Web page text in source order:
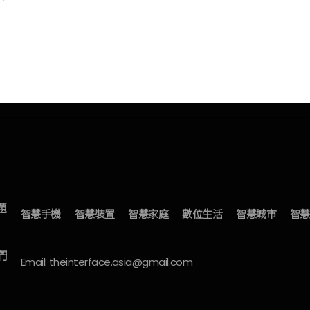
智慧手機 智慧裝置 智慧家庭 數位生活 智慧城市 智
Email: theinterface.asia@gmail.com